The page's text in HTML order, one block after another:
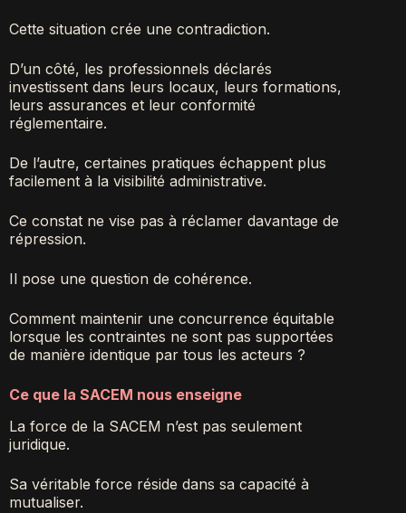
Cette situation crée une contradiction.
D’un côté, les professionnels déclarés
investissent dans leurs locaux, leurs formations,
leurs assurances et leur conformité
réglementaire.
De l’autre, certaines pratiques échappent plus
facilement à la visibilité administrative.
Ce constat ne vise pas à réclamer davantage de
répression.
Il pose une question de cohérence.
Comment maintenir une concurrence équitable
lorsque les contraintes ne sont pas supportées
de manière identique par tous les acteurs ?
Ce que la SACEM nous enseigne
La force de la SACEM n’est pas seulement
juridique.
Sa véritable force réside dans sa capacité à
mutualiser.